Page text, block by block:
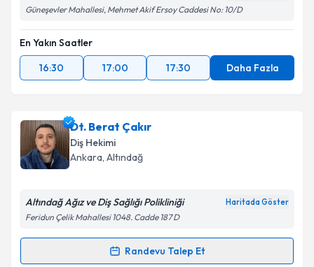
Güneşevler Mahallesi, Mehmet Akif Ersoy Caddesi No: 10/D
En Yakın Saatler
16:30
17:00 17:30 Daha Fazla
Dt. Berat Çakır
Diş Hekimi
Ankara, Altındağ
Altındağ Ağız ve Diş Sağlığı Polikliniği Haritada Göster
Feridun Çelik Mahallesi 1048. Cadde 187 D
Randevu Talep Et
Randevu Takvimi Talebi